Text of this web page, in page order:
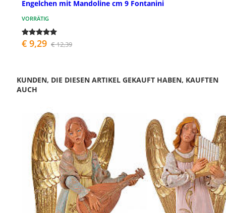
Engelchen mit Mandoline cm 9 Fontanini
VORRÄTIG
€ 9,29 € 12,39
KUNDEN, DIE DIESEN ARTIKEL GEKAUFT HABEN, KAUFTEN
AUCH